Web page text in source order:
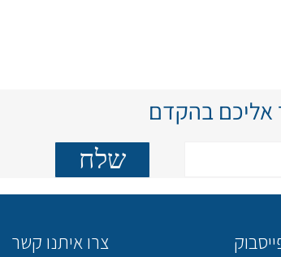
אליכם בהקדם
צרו איתנו קשר